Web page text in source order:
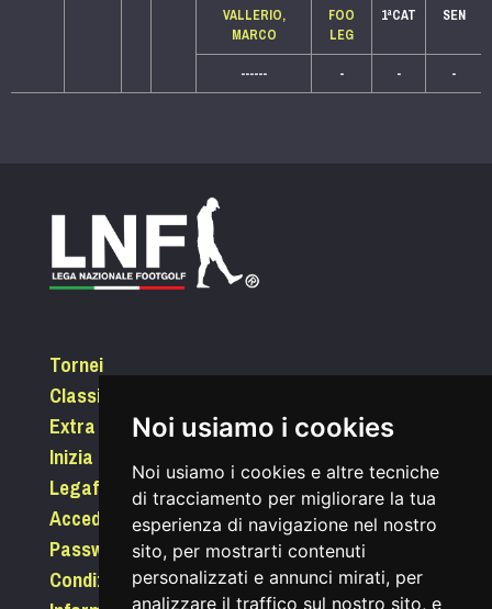
Noi usiamo i cookies
Noi usiamo i cookies e altre tecniche
di tracciamento per migliorare la tua
esperienza di navigazione nel nostro
sito, per mostrarti contenuti
personalizzati e annunci mirati, per
analizzare il traffico sul nostro sito, e
VALLERIO,
MARCO
FOO
LEG
1ªCAT SEN
------ - - -
Tornei
Classifiche
Extra
Inizia a giocare
Legafootgolf.it
Accedi
Password dimenticata?
Condizioni di utilizzo